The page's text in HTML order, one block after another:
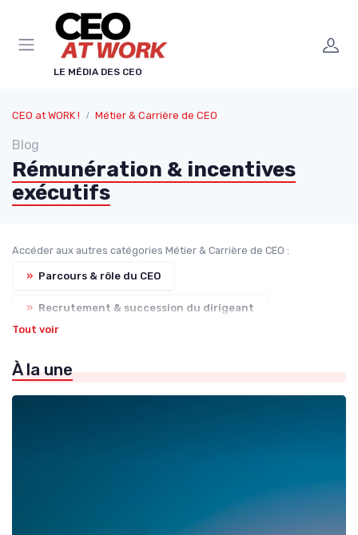
LE MÉDIA DES CEO
CEO at WORK ! Métier & Carrière de CEO
Blog
Rémunération & incentives
exécutifs
Accéder aux autres catégories Métier & Carrière de CEO :
» Parcours & rôle du CEO
» Recrutement & succession du dirigeant
» Coaching exécutif & mentoring
Tout voir
À la une
Panneau de gestion des cookies